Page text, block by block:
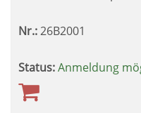
Nr.:26B2001
Status:Anmeldung